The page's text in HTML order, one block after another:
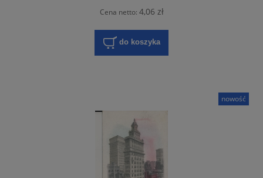
Cena netto: 4,06 zł
do koszyka
nowość